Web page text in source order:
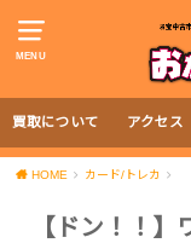
MENU
買取について アクセス
HOME カード/トレカ
【ドン！！